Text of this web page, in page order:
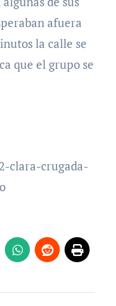
afuera
la calle se
que el grupo se
clara-crugada-